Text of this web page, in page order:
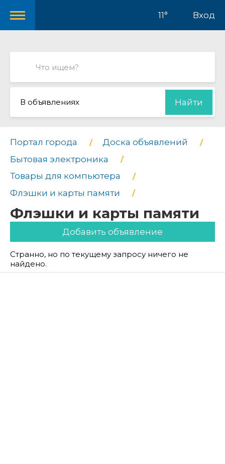
11° Вход
В объявлениях Найти
Портал города
Доска объявлений
Бытовая электроника
Товары для компьютера
Флэшки и карты памяти
Флэшки и карты памяти
Добавить объявление
Странно, но по текущему запросу ничего не
найдено.